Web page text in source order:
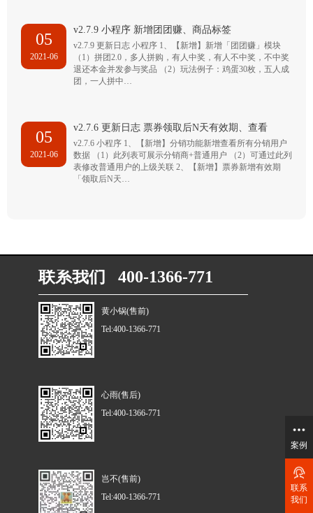
05
2021-06
v2.7.9 小程序 新增团团赚、商品标签
v2.7.9 更新日志 小程序 1、【新增】新增「团团赚」模块
（1）拼团2.0，多人拼购，有人中奖，有人不中奖，不中奖
退还本金并发参与奖品 （2）玩法例子：鸡蛋30枚，五人成
团，一人拼中…
05
2021-06
v2.7.6 更新日志 票券领取后N天有效期、查看
v2.7.6 小程序 1、【新增】分销功能新增查看所有分销用户
数据 （1）此列表可展示分销商+普通用户 （2）可通过此列
表修改普通用户的上级关联 2、【新增】票券新增有效期
「领取后N天…
联系我们 400-1366-771
黄小锅(售前)
Tel:400-1366-771
心雨(售后)
Tel:400-1366-771
岂不(售前)
Tel:400-1366-771
案例
联系
我们